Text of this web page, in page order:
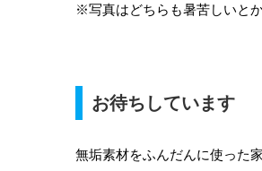
※写真はどちらも暑苦しいと
お待ちしています
無垢素材をふんだんに使った